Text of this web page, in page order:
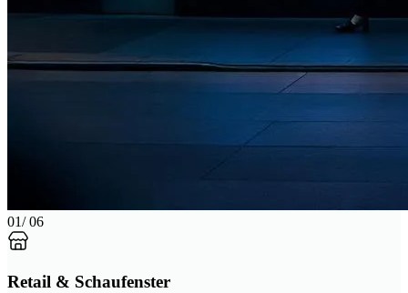
01/ 06
Retail & Schaufenster